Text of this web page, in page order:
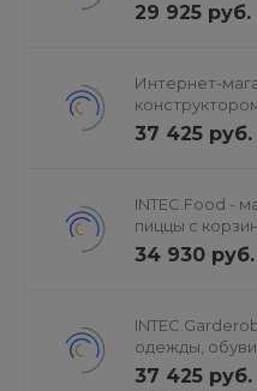
29 925 руб.
Интернет-
37 425 руб.
INTEC.Food -
пиццы с
ресторанов и
34 930 руб.
одежды,
аксессуаров
37 425 руб.